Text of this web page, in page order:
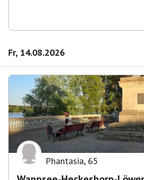
Fr, 14.08.2026
Phantasia, 65